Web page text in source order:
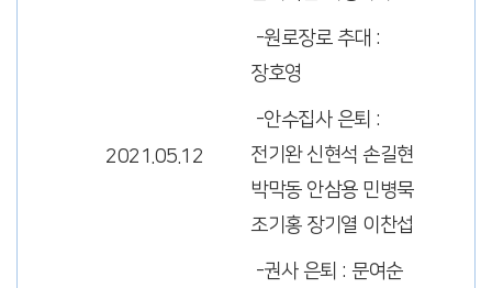
2021.05.12
-원로장로 추대 :
장호영
-안수집사 은퇴 :
전기완 신현석 손길현
박막동 안삼용 민병묵
조기홍 장기열 이찬섭
-권사 은퇴 : 문여순